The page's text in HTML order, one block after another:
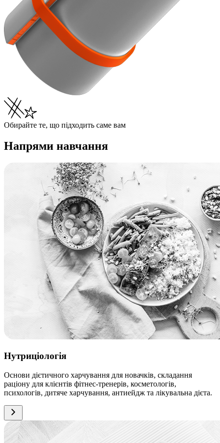
Обирайте те, що підходить саме вам
Напрями навчання
Нутриціологія
Основи дієтичного харчування для новачків, складання
раціону для клієнтів фітнес-тренерів, косметологів,
психологів, дитяче харчування, антиейдж та лікувальна дієта.